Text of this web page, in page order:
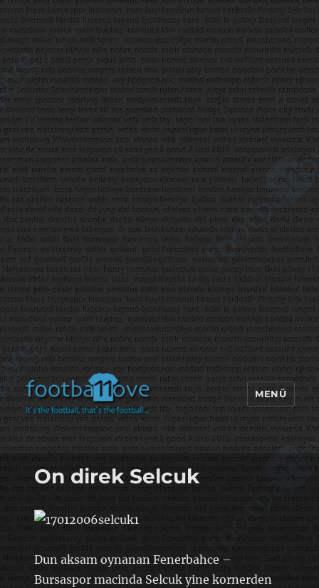
footbaLLove
MENÜ
On direk Selcuk
Dun aksam oynanan Fenerbahce –
Bursaspor macinda Selcuk yine kornerden